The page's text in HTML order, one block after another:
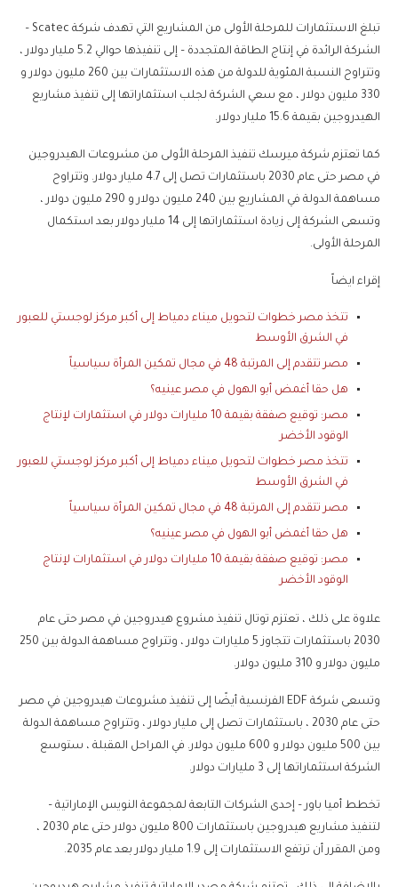
تبلغ الاستثمارات للمرحلة الأولى من المشاريع التي تهدف شركة Scatec –
الشركة الرائدة في إنتاج الطاقة المتجددة – إلى تنفيذها حوالي 5.2 مليار دولار ،
وتتراوح النسبة المئوية للدولة من هذه الاستثمارات بين 260 مليون دولار و
330 مليون دولار ، مع سعي الشركة لجلب استثماراتها إلى تنفيذ مشاريع
الهيدروجين بقيمة 15.6 مليار دولار.
كما تعتزم شركة ميرسك تنفيذ المرحلة الأولى من مشروعات الهيدروجين
في مصر حتى عام 2030 باستثمارات تصل إلى 4.7 مليار دولار. وتتراوح
مساهمة الدولة في المشاريع بين 240 مليون دولار و 290 مليون دولار ،
وتسعى الشركة إلى زيادة استثماراتها إلى 14 مليار دولار بعد استكمال
المرحلة الأولى.
إقراء ايضاً
تتخذ مصر خطوات لتحويل ميناء دمياط إلى أكبر مركز لوجستي للعبور
في الشرق الأوسط
مصر تتقدم إلى المرتبة 48 في مجال تمكين المرأة سياسياً
هل حقا أغمض أبو الهول في مصر عينيه؟
مصر: توقيع صفقة بقيمة 10 مليارات دولار في استثمارات لإنتاج
الوقود الأخضر
تتخذ مصر خطوات لتحويل ميناء دمياط إلى أكبر مركز لوجستي للعبور
في الشرق الأوسط
مصر تتقدم إلى المرتبة 48 في مجال تمكين المرأة سياسياً
هل حقا أغمض أبو الهول في مصر عينيه؟
مصر: توقيع صفقة بقيمة 10 مليارات دولار في استثمارات لإنتاج
الوقود الأخضر
علاوة على ذلك ، تعتزم توتال تنفيذ مشروع هيدروجين في مصر حتى عام
2030 باستثمارات تتجاوز 5 مليارات دولار ، وتتراوح مساهمة الدولة بين 250
مليون دولار و 310 مليون دولار.
وتسعى شركة EDF الفرنسية أيضًا إلى تنفيذ مشروعات هيدروجين في مصر
حتى عام 2030 ، باستثمارات تصل إلى مليار دولار ، وتتراوح مساهمة الدولة
بين 500 مليون دولار و 600 مليون دولار. في المراحل المقبلة ، ستوسع
الشركة استثماراتها إلى 3 مليارات دولار.
تخطط أميا باور – إحدى الشركات التابعة لمجموعة النويس الإماراتية –
لتنفيذ مشاريع هيدروجين باستثمارات 800 مليون دولار حتى عام 2030 ،
ومن المقرر أن ترتفع الاستثمارات إلى 1.9 مليار دولار بعد عام 2035.